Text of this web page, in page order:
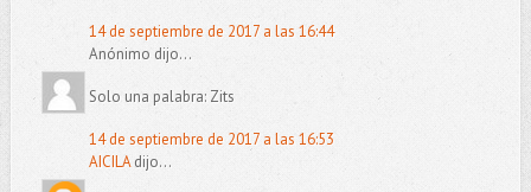
14 de septiembre de 2017 a las 16:44
Anónimo dijo...
Solo una palabra: Zits
14 de septiembre de 2017 a las 16:53
AICILAdijo...